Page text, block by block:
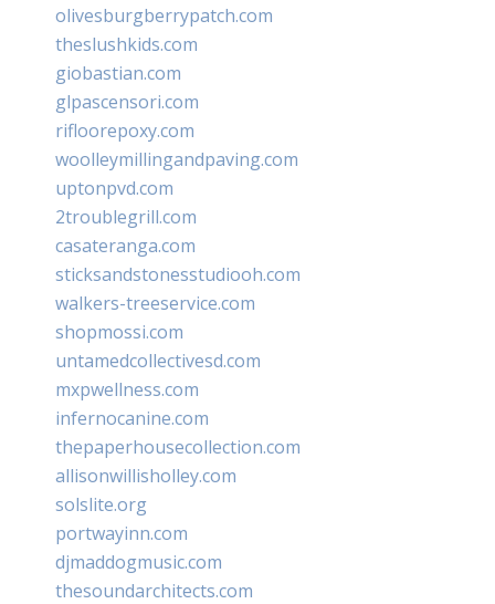
olivesburgberrypatch.com
theslushkids.com
giobastian.com
glpascensori.com
rifloorepoxy.com
woolleymillingandpaving.com
uptonpvd.com
2troublegrill.com
casateranga.com
sticksandstonesstudiooh.com
walkers-treeservice.com
shopmossi.com
untamedcollectivesd.com
mxpwellness.com
infernocanine.com
thepaperhousecollection.com
allisonwillisholley.com
solslite.org
portwayinn.com
djmaddogmusic.com
thesoundarchitects.com